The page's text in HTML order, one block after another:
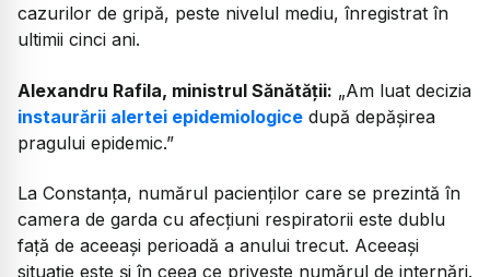
cazurilor de gripă, peste nivelul mediu, înregistrat în
ultimii cinci ani.
Alexandru Rafila, ministrul Sănătății: „Am luat decizia
instaurării alertei epidemiologice după depășirea
pragului epidemic.”
La Constanța, numărul pacienților care se prezintă în
camera de garda cu afecțiuni respiratorii este dublu
față de aceeași perioadă a anului trecut. Aceeași
situație este și în ceea ce privește numărul de internări.